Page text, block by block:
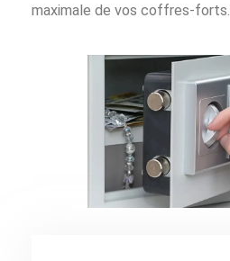
maximale de vos coffres-forts.